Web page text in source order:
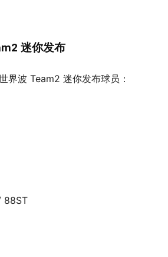
迷你发布
界波 Team2 迷你发布球员：
88ST